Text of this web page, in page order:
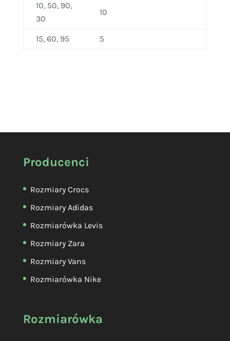
10, 50, 90,
30
10
15, 60, 95 5
Producenci
Rozmiary Crocs
Rozmiary Adidas
Rozmiarówka Levis
Rozmiary Zara
Rozmiary Vans
Rozmiarówka Nike
Rozmiarówka